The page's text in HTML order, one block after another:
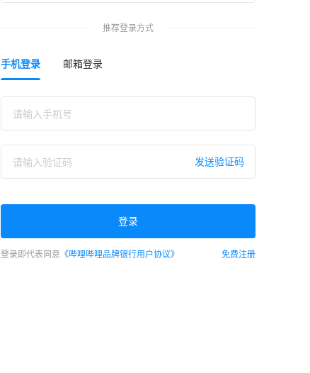
手机登录 邮箱登录
发送验证码
登录
登录即代表同意 《哔哩哔哩品牌银行用户协议》 免费注册